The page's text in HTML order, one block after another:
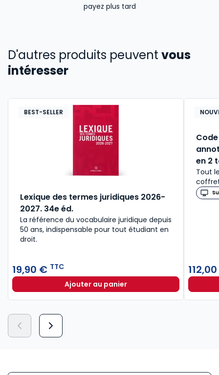
payez plus tard
D'autres produits peuvent vous
intéresser
BEST-SELLER
Lexique des termes juridiques 2026-
2027. 34e éd.
La référence du vocabulaire juridique depuis
50 ans, indispensable pour tout étudiant en
droit.​
19,90 € TTC
Ajouter au panierLexique des termes juridiques
en 2
Tout